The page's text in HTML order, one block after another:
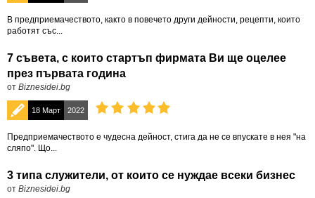
В предприемачеството, както в повечето други дейности, рецепти, които
работят със...
7 съвета, с които стартъп фирмата Ви ще оцелее
през първата година
от Biznesidei.bg
18 Март 2022
Предприемачеството е чудесна дейност, стига да не се впускате в нея "на
сляпо". Що...
3 типа служители, от които се нуждае всеки бизнес
от Biznesidei.bg